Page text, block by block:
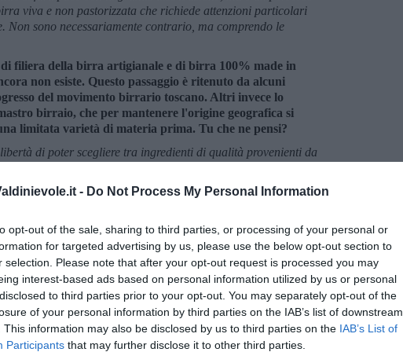
- Do Not Process My Personal Information
opt-out of the sale, sharing to third parties, or processing of your personal or
for targeted advertising by us, please use the below opt-out section to
selection. Please note that after your opt-out request is processed you may
interest-based ads based on personal information utilized by us or personal
to third parties prior to your opt-out. You may separately opt-out of the
of your personal information by third parties on the IAB’s list of downstream
This information may also be disclosed by us to third parties on the IAB’s List of
Participants that may further disclose it to other third parties.
viva e non pastorizzata che richiede attenzioni particolari
Non sono necessariamente contrario, ma comprendo le
filiera della birra artigianale e di birra 100% made in
non esiste. Questo passaggio è ritenuto da alcuni
del movimento birrario toscano. Altri invece lo
birraio, che per mantenere l'origine geografica si
limitata varietà di materia prima. Tu che ne pensi?
di poter scegliere tra ingredienti di qualità provenienti da
in Italia non esistano realtà agricole in grado di produrre
Come homebrewer ho collaborato con Italian Hops
il malto dei toscani di Fattoria le Prata, orzo coltivato e
italiane è senza dubbio un’ottima iniziativa, ma a mio
di luppolo americane di Yakima Chief rimangono uniche,
inglesi di Warminster.
di birra artigianale, non molti guardando alle altre regioni
alta, lo testimoniano i tanti successi raggiunti nelle
sono i birrifici del nostro territorio che conosci e
provare?
mente Samuele Cesaroni di Brasseria della Fonte. L’ho